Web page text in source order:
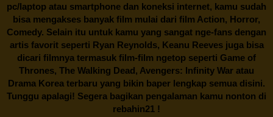
pc/laptop atau smartphone dan koneksi internet, kamu sudah
bisa mengakses banyak film mulai dari film Action, Horror,
Comedy. Selain itu untuk kamu yang sangat nge-fans dengan
artis favorit seperti Ryan Reynolds, Keanu Reeves juga bisa
dicari filmnya termasuk film-film ngetop seperti Game of
Thrones, The Walking Dead, Avengers: Infinity War atau
Drama Korea terbaru yang bikin baper lengkap semua disini.
Tunggu apalagi! Segera bagikan pengalaman kamu nonton di
rebahin21 !